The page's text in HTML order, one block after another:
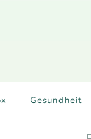
Gesundheit